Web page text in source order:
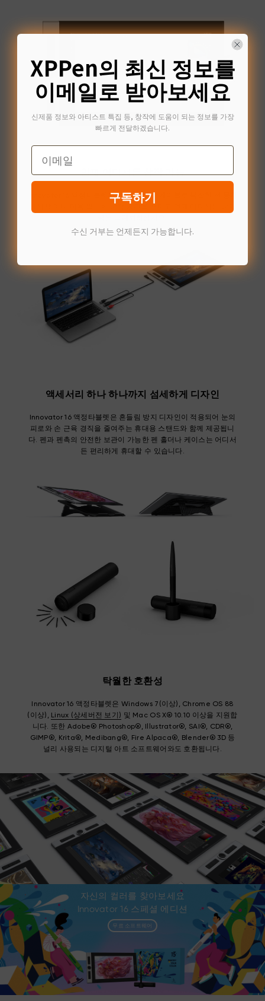
틸트
언제 어디서든 창작 가능
Innovator 16 액정타블렛의 편리한 3 in 1 케이블로 복잡한 선 뭉치
액세서리 하나 하나까지 섬세하게 디자인
Innovator 16 액정타블렛은 흔들림 방지 디자인이 적용되어 눈의
피로와 손 근육 경직을 줄여주는 휴대용 스탠드와 함께 제공됩니
다. 펜과 펜촉의 안전한 보관이 가능한 펜 홀더나 케이스는 어디서
든 편리하게 휴대할 수 있습니다.
탁월한 호환성
Innovator 16 액정타블렛은 Windows 7(이상), Chrome OS 88
(이상), Linux (상세버전 보기) 및 Mac OS X® 10.10 이상을 지원합
니다. 또한 Adobe® Photoshop®, Illustrator®, SAI®, CDR®,
GIMP®, Krita®, Medibang®, Fire Alpaca®, Blender® 3D 등
널리 사용되는 디지털 아트 소프트웨어와도 호환됩니다.
자신의 컬러를 찾아보세요
Innovator 16 스페셜 에디션
무료 소프트웨어
XPPen의 최신 정보를
이메일로 받아보세요
신제품 정보와 아티스트 특집 등, 창작에 도움이 되는 정보를 가장
빠르게 전달하겠습니다.
Email
구독하기
수신 거부는 언제든지 가능합니다.